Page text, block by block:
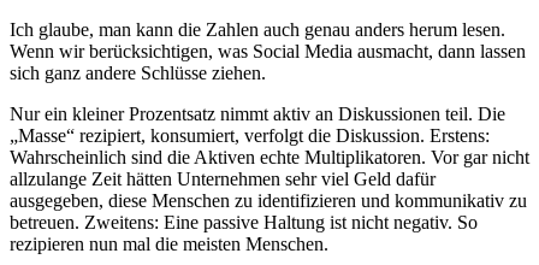
Ich glaube, man kann die Zahlen auch genau anders herum lesen.
Wenn wir berücksichtigen, was Social Media ausmacht, dann lassen
sich ganz andere Schlüsse ziehen.
Nur ein kleiner Prozentsatz nimmt aktiv an Diskussionen teil. Die
„Masse“ rezipiert, konsumiert, verfolgt die Diskussion. Erstens:
Wahrscheinlich sind die Aktiven echte Multiplikatoren. Vor gar nicht
allzulange Zeit hätten Unternehmen sehr viel Geld dafür
ausgegeben, diese Menschen zu identifizieren und kommunikativ zu
betreuen. Zweitens: Eine passive Haltung ist nicht negativ. So
rezipieren nun mal die meisten Menschen.